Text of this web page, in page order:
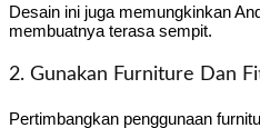
Desain ini juga memungkinkan
membuatnya terasa sempit.
2. Gunakan Furniture Dan
Pertimbangkan penggunaan